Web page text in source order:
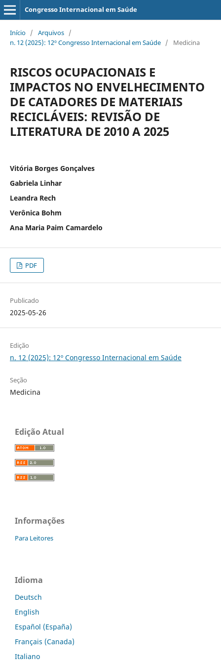
Congresso Internacional em Saúde
Início / Arquivos /
n. 12 (2025): 12º Congresso Internacional em Saúde / Medicina
RISCOS OCUPACIONAIS E
IMPACTOS NO ENVELHECIMENTO
DE CATADORES DE MATERIAIS
RECICLÁVEIS: REVISÃO DE
LITERATURA DE 2010 A 2025
Vitória Borges Gonçalves
Gabriela Linhar
Leandra Rech
Verônica Bohm
Ana Maria Paim Camardelo
PDF
Publicado
2025-05-26
Edição
n. 12 (2025): 12º Congresso Internacional em Saúde
Seção
Medicina
Edição Atual
Informações
Para Leitores
Idioma
Deutsch
English
Español (España)
Français (Canada)
Italiano